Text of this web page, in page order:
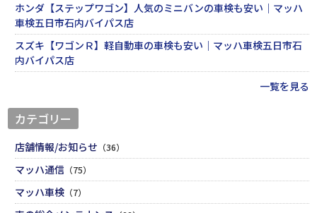
ホンダ【ステップワゴン】人気のミニバンの車検も安い｜マッハ
車検五日市石内バイパス店
スズキ【ワゴンＲ】軽自動車の車検も安い｜マッハ車検五日市石
内バイパス店
一覧を見る
カテゴリー
店舗情報/お知らせ （36）
マッハ通信 （75）
マッハ車検 （7）